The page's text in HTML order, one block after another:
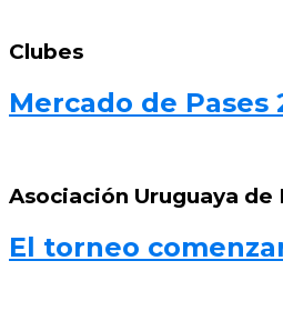
Clubes
Mercado de Pases
Asociación Uruguaya de
El torneo